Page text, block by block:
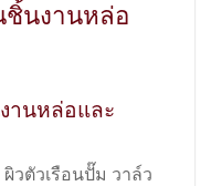
ชิ้นงานหล่อ
านหล่อและ
วตัวเรือนปั๊ม วาล์ว